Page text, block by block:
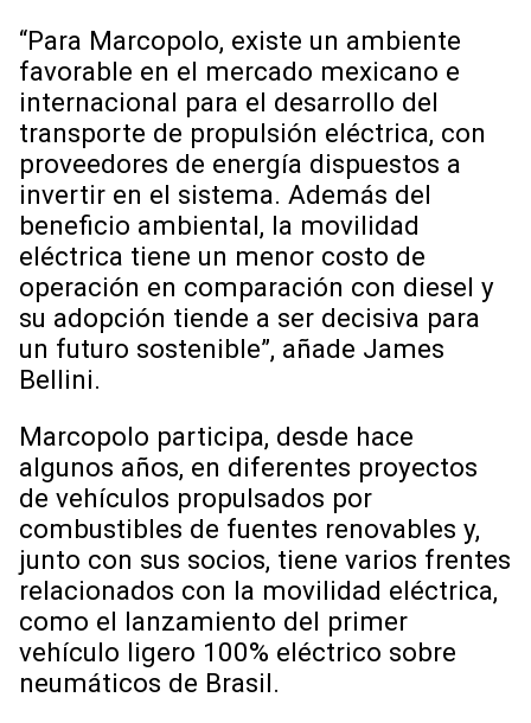
“Para Marcopolo, existe un ambiente
favorable en el mercado mexicano e
internacional para el desarrollo del
transporte de propulsión eléctrica, con
proveedores de energía dispuestos a
invertir en el sistema. Además del
beneficio ambiental, la movilidad
eléctrica tiene un menor costo de
operación en comparación con diesel y
su adopción tiende a ser decisiva para
un futuro sostenible”, añade James
Bellini.
Marcopolo participa, desde hace
algunos años, en diferentes proyectos
de vehículos propulsados ​​por
combustibles de fuentes renovables y,
junto con sus socios, tiene varios frentes
relacionados con la movilidad eléctrica,
como el lanzamiento del primer
vehículo ligero 100% eléctrico sobre
neumáticos de Brasil.